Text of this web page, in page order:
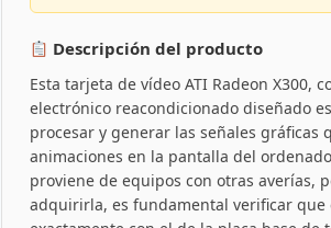
Descripción del producto
Esta tarjeta de vídeo ATI Radeon X300,
electrónico reacondicionado diseñado
procesar y generar las señales
animaciones en la pantalla del
proviene de equipos con otras averías,
adquirirla, es fundamental verificar que